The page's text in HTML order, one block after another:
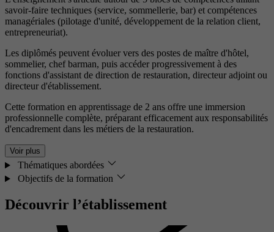
savoir-faire techniques (service, sommellerie, bar) et compétences
managériales (pilotage d'unité, développement de la relation client,
entrepreneuriat).
Les diplômés peuvent évoluer vers des postes de maître d'hôtel,
sommelier, chef barman, puis accéder progressivement à des
fonctions d'assistant de direction de restauration, directeur adjoint ou
directeur d'établissement.
Cette formation en apprentissage de 2 ans offre une immersion
professionnelle complète, préparant efficacement aux responsabilités
d'encadrement dans les métiers de la restauration.
Voir plus
Thématiques abordées
Objectifs de la formation
Découvrir l’établissement